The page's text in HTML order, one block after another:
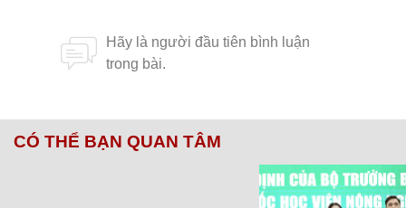
CÓ THỂ BẠN QUAN TÂM